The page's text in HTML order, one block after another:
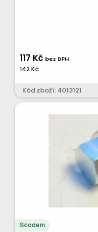
117 Kč bez DPH
142 Kč
Kód zboží: 4013121
Skladem